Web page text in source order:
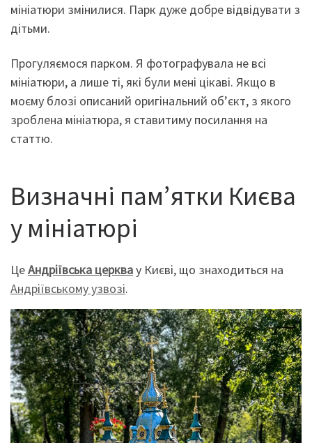
мініатюри змінилися. Парк дуже добре відвідувати з
дітьми.
Прогуляємося парком. Я фотографувала не всі
мініатюри, а лише ті, які були мені цікаві. Якщо в
моєму блозі описаний оригінальний об’єкт, з якого
зроблена мініатюра, я ставитиму посилання на
статтю.
Визначні пам’ятки Києва
у мініатюрі
ЦеАндріївська церквау Києві, що знаходиться на
Андріївському узвозі.